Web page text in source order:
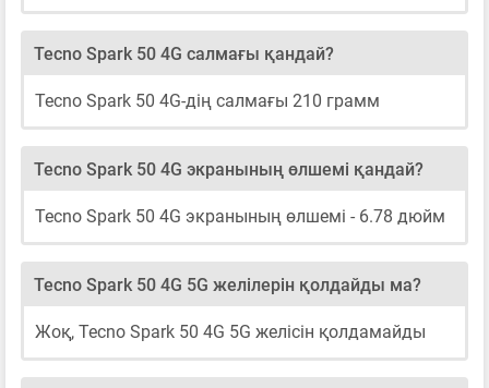
Tecno Spark 50 4G салмағы қандай?
Tecno Spark 50 4G-дің салмағы 210 грамм
Tecno Spark 50 4G экранының өлшемі қандай?
Tecno Spark 50 4G экранының өлшемі - 6.78 дюйм
Tecno Spark 50 4G 5G желілерін қолдайды ма?
Жоқ, Tecno Spark 50 4G 5G желісін қолдамайды